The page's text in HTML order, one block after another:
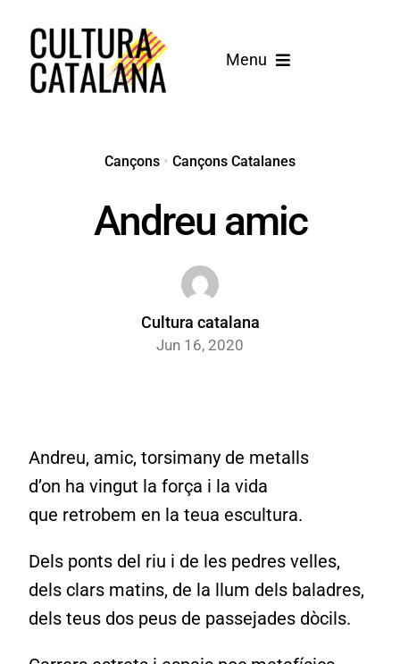
content
Menu
Cançons
Blog
Cançons • Cançons Catalanes
Andreu amic
Cultura catalana
Jun 16, 2020
Andreu, amic, torsimany de metalls
d’on ha vingut la força i la vida
que retrobem en la teua escultura.
Dels ponts del riu i de les pedres velles,
dels clars matins, de la llum dels baladres,
dels teus dos peus de passejades dòcils.